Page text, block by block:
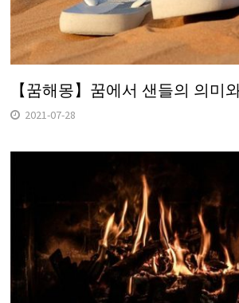
【꿈해몽】꿈에서 샌들의 의미
2021-07-28